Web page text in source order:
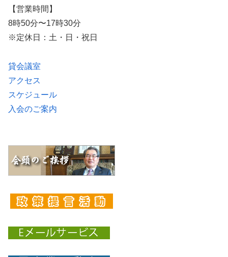
【営業時間】
8時50分〜17時30分
※定休日：土・日・祝日
貸会議室
アクセス
スケジュール
入会のご案内